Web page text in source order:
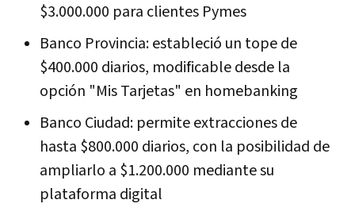
$3.000.000 para clientes Pymes
Banco Provincia: estableció un tope de
$400.000 diarios, modificable desde la
opción "Mis Tarjetas" en homebanking
Banco Ciudad: permite extracciones de
hasta $800.000 diarios, con la posibilidad de
ampliarlo a $1.200.000 mediante su
plataforma digital